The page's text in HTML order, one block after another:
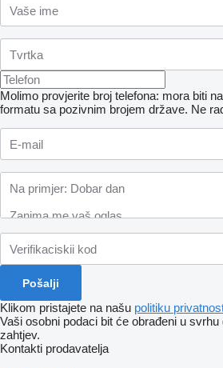
Molimo provjerite broj telefona: mora biti
formatu sa pozivnim brojem države. Ne
Klikom pristajete na našu politiku
Vaši osobni podaci bit će obrađeni u
zahtjev.
Kontakti prodavatelja